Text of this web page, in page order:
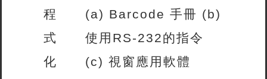
程
式
化
(a) Barcode 手冊 (b)
使用RS-232的指令
(c) 視窗應用軟體